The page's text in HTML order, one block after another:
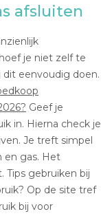
afsluiten
je niet zelf te
dit eenvoudig doen.
Geef je
in. Hierna check je
Je treft simpel
en gas. Het
Tips gebruiken bij
Op de site tref
bij voor